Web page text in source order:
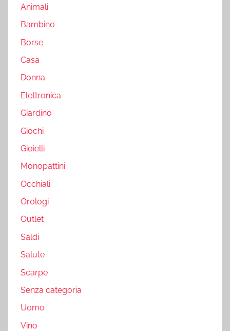
Animali
Bambino
Borse
Casa
Donna
Elettronica
Giardino
Giochi
Gioielli
Monopattini
Occhiali
Orologi
Outlet
Saldi
Salute
Scarpe
Senza categoria
Uomo
Vino